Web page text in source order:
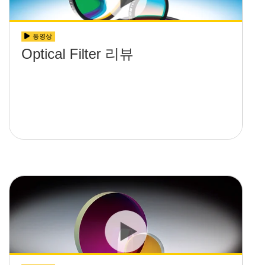
동영상
Optical Filter 리뷰